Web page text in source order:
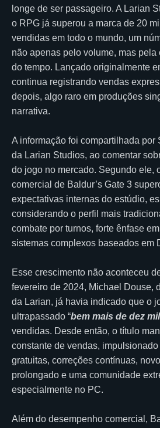
longe de ser passageiro. A Larian
o RPG já superou a marca de 20
vendidas em todo o mundo, um
não apenas pelo volume, mas
do tempo. Lançado originalmente
continua registrando vendas
depois, algo raro em produções
narrativa.
A informação foi compartilhada por
da Larian Studios, ao comentar
do jogo no mercado. Segundo ele,
comercial de Baldur’s Gate 3
expectativas internas do estúdio,
considerando o perfil mais
combate por turnos, forte ênfase
sistemas complexos baseados em
Esse crescimento não aconteceu
fevereiro de 2024, Michael Douse,
da Larian, já havia indicado que o
ultrapassado “bem mais de dez
vendidas. Desde então, o título
constante de vendas,
gratuitas, correções contínuas,
prolongado e uma comunidade
especialmente no PC.
Além do desempenho comercial,